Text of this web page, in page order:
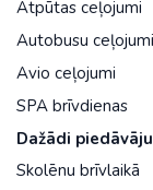
Atpūtas ceļojumi
Autobusu ceļojumi
Avio ceļojumi
SPA brīvdienas
Dažādi
Skolēnu brīvlaikā